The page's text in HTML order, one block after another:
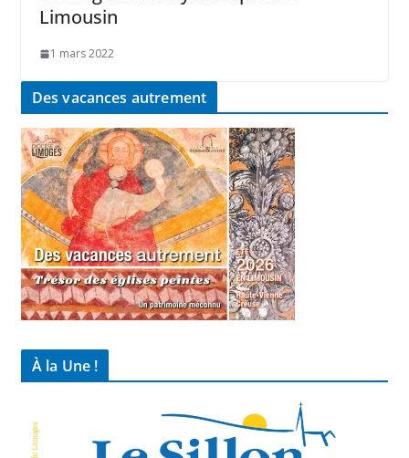
Limousin
1 mars 2022
Des vacances autrement
À la Une !